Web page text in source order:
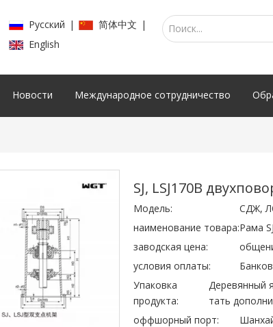
Pусский | 简体中文 |
English
Новости Международное сотрудничество
SJ, LSJ170B
Модель:
СДЖ,
наименование товара:Рама
заводская цена:
условия оплаты:
Упаковка
продукта:
Деревянный
тать
оффшорный порт: